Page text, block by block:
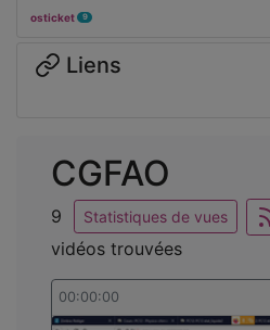
CGFAO
Statistiques de vues
9
vidéos trouvées
00:00:00
osticket 9
Liens